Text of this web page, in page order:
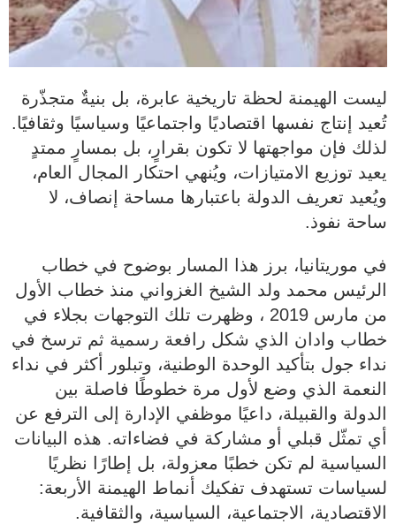
ليست الهيمنة لحظة تاريخية عابرة، بل بنيةٌ متجذّرة
تُعيد إنتاج نفسها اقتصاديًا واجتماعيًا وسياسيًا وثقافيًا.
لذلك فإن مواجهتها لا تكون بقرارٍ، بل بمسارٍ ممتدٍ
يعيد توزيع الامتيازات، ويُنهي احتكار المجال العام،
ويُعيد تعريف الدولة باعتبارها مساحة إنصاف، لا
ساحة نفوذ.
في موريتانيا، برز هذا المسار بوضوح في خطاب
الرئيس محمد ولد الشيخ الغزواني منذ خطاب الأول
من مارس 2019 ، وظهرت تلك التوجهات بجلاء في
خطاب وادان الذي شكل رافعة رسمية ثم ترسخ في
نداء جول بتأكيد الوحدة الوطنية، وتبلور أكثر في نداء
النعمة الذي وضع لأول مرة خطوطًا فاصلة بين
الدولة والقبيلة، داعيًا موظفي الإدارة إلى الترفع عن
أي تمثّل قبلي أو مشاركة في فضاءاته. هذه البيانات
السياسية لم تكن خطبًا معزولة، بل إطارًا نظريًا
لسياسات تستهدف تفكيك أنماط الهيمنة الأربعة:
الاقتصادية، الاجتماعية، السياسية، والثقافية.